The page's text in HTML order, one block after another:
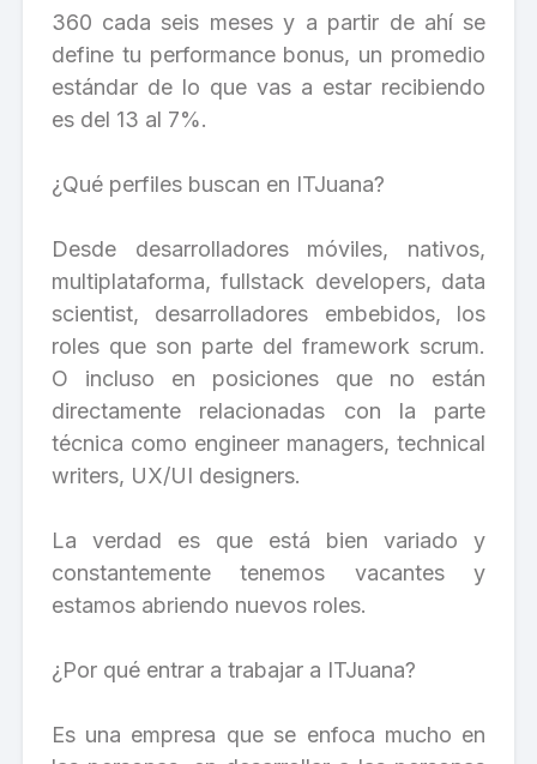
360 cada seis meses y a partir de ahí se
define tu performance bonus, un promedio
estándar de lo que vas a estar recibiendo
es del 13 al 7%.
¿Qué perfiles buscan en ITJuana?
Desde desarrolladores móviles, nativos,
multiplataforma, fullstack developers, data
scientist, desarrolladores embebidos, los
roles que son parte del framework scrum.
O incluso en posiciones que no están
directamente relacionadas con la parte
técnica como engineer managers, technical
writers, UX/UI designers.
La verdad es que está bien variado y
constantemente tenemos vacantes y
estamos abriendo nuevos roles.
¿Por qué entrar a trabajar a ITJuana?
Es una empresa que se enfoca mucho en